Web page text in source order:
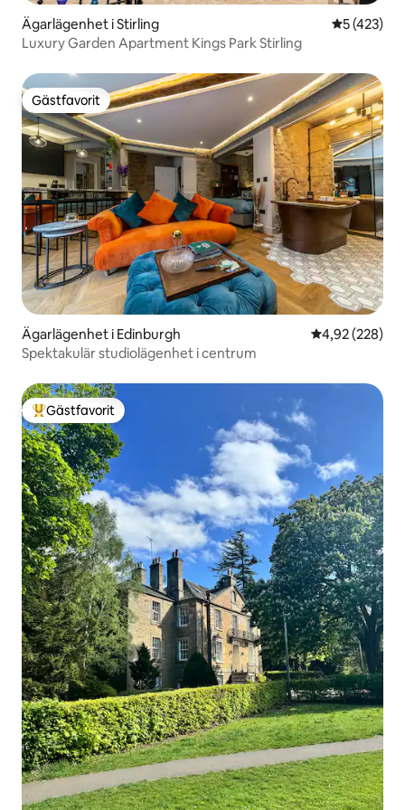
Ägarlägenhet i Stirling 5 av 5 i
5 (423)
Luxury Garden Apartment Kings Park Stirling
Gästfavorit
Gästfavorit
Ägarlägenhet i Edinburgh 4,92 av 5 i
4,92 (228)
Spektakulär studiolägenhet i centrum
Populär gästfavorit
Gästfavorit